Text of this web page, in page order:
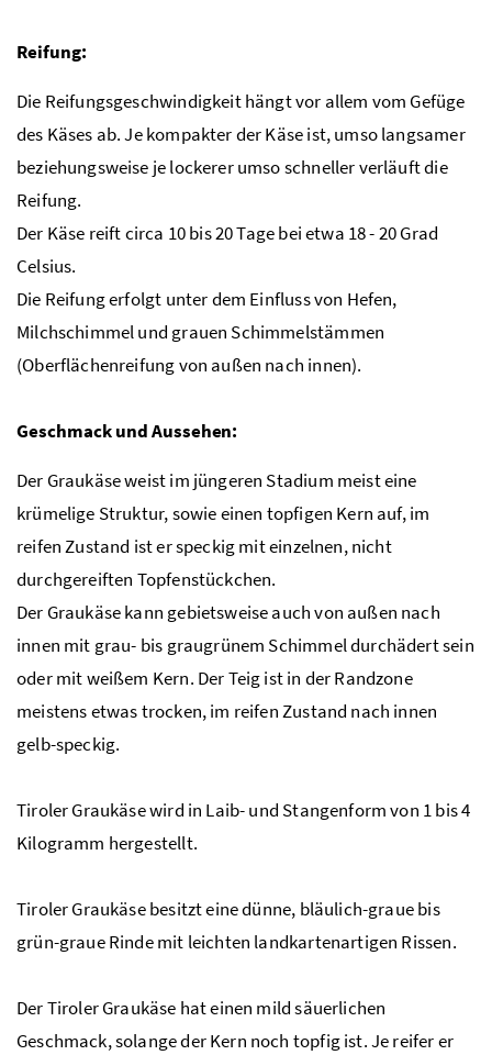
Reifung:
Die Reifungsgeschwindigkeit hängt vor allem vom Gefüge
des Käses ab. Je kompakter der Käse ist, umso langsamer
beziehungsweise je lockerer umso schneller verläuft die
Reifung.
Der Käse reift circa 10 bis 20 Tage bei etwa 18 - 20 Grad
Celsius.
Die Reifung erfolgt unter dem Einfluss von Hefen,
Milchschimmel und grauen Schimmelstämmen
(Oberflächenreifung von außen nach innen).
Geschmack und Aussehen:
Der Graukäse weist im jüngeren Stadium meist eine
krümelige Struktur, sowie einen topfigen Kern auf, im
reifen Zustand ist er speckig mit einzelnen, nicht
durchgereiften Topfenstückchen.
Der Graukäse kann gebietsweise auch von außen nach
innen mit grau- bis graugrünem Schimmel durchädert sein
oder mit weißem Kern. Der Teig ist in der Randzone
meistens etwas trocken, im reifen Zustand nach innen
gelb-speckig.
Tiroler Graukäse wird in Laib- und Stangenform von 1 bis 4
Kilogramm hergestellt.
Tiroler Graukäse besitzt eine dünne, bläulich-graue bis
grün-graue Rinde mit leichten landkartenartigen Rissen.
Der Tiroler Graukäse hat einen mild säuerlichen
Geschmack, solange der Kern noch topfig ist. Je reifer er